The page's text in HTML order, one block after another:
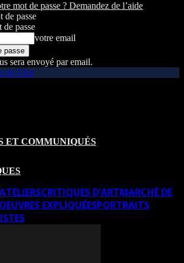
mot de passe ? Demandez de l’aide
de passe
de passe
votre email
sera envoyé par email.
de l'Art
ET COMMUNIQUÉS
ATELIERSCRITIQUES D’ARTMARCHÉ DE
OEUVRES EXPLIQUÉESPORTRAITS